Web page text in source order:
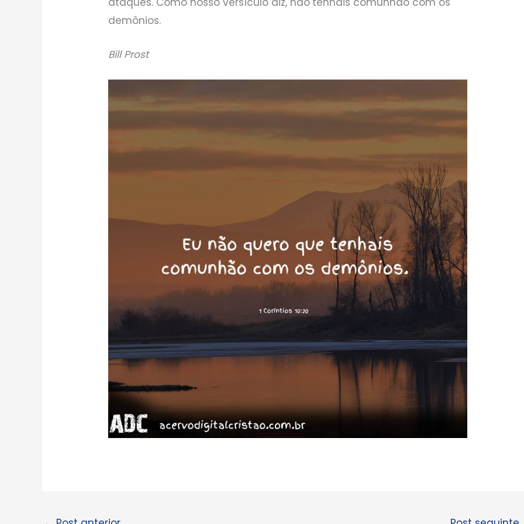
demônios.
Bill Prost